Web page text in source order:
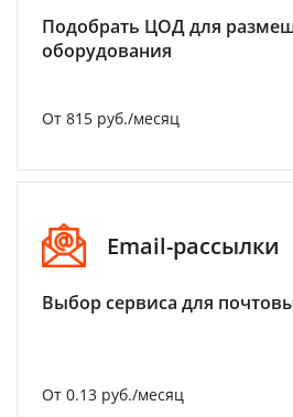
Подобрать ЦОД для
оборудования
От 815 руб./месяц
Email-рассылки
Выбор сервиса для
От 0.13 руб./месяц